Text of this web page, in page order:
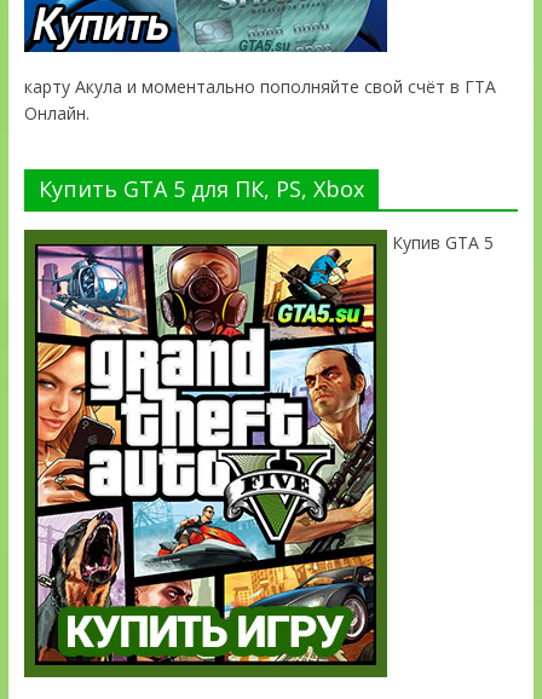
карту Акула и моментально пополняйте свой счёт в ГТА
Онлайн.
Купить GTA 5 для ПК, PS, Xbox
Купив GTA 5